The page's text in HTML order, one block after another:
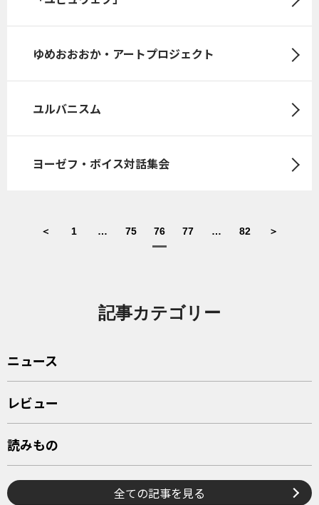
ゆめおおおか・アートプロジェクト
ユルバニスム
ヨーゼフ・ボイス対話集会
＜ 1 … 75 76 77 … 82 ＞
記事カテゴリー
ニュース
レビュー
読みもの
全ての記事を見る